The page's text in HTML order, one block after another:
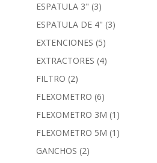
ESPATULA 3" (3)
ESPATULA DE 4" (3)
EXTENCIONES (5)
EXTRACTORES (4)
FILTRO (2)
FLEXOMETRO (6)
FLEXOMETRO 3M (1)
FLEXOMETRO 5M (1)
GANCHOS (2)